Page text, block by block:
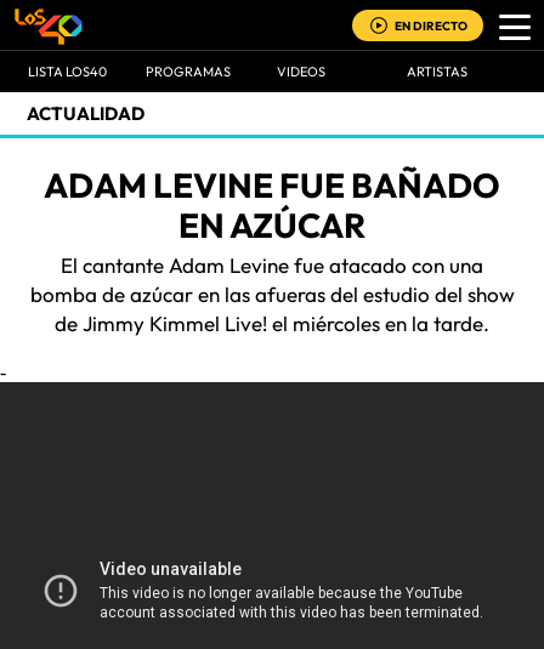
EN DIRECTO
LISTA LOS40 PROGRAMAS VIDEOS ARTISTAS
ACTUALIDAD
ADAM LEVINE FUE BAÑADO
EN AZÚCAR
El cantante Adam Levine fue atacado con una
bomba de azúcar en las afueras del estudio del show
de Jimmy Kimmel Live! el miércoles en la tarde.
-